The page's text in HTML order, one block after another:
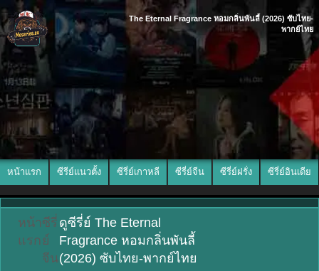
The Eternal Fragrance หอมกลิ่นพันลี้ (2026) ซับไทย-
พากย์ไทย
หน้าแรก ซีรีย์แนวตั้ง ซีรี่ย์เกาหลี ซีรี่ย์จีน ซีรี่ย์ฝรั่ง ซีรี่ย์อินเดีย
หน้า
แรก
ซีรี่
ย์
จีน
ดูซีรี่ย์ The Eternal
Fragrance หอมกลิ่นพันลี้
(2026) ซับไทย-พากย์ไทย